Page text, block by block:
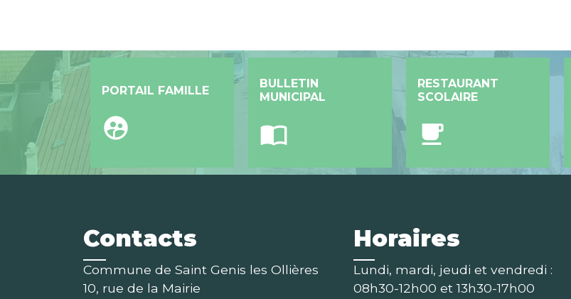
PORTAIL FAMILLE
supervised_user_circle
BULLETIN
MUNICIPAL
import_contacts
RESTAURANT
SCOLAIRE
local_cafe
Contacts
Commune de Saint Genis les Ollières
10, rue de la Mairie
Horaires
Lundi, mardi, jeudi et vendredi :
08h30-12h00 et 13h30-17h00